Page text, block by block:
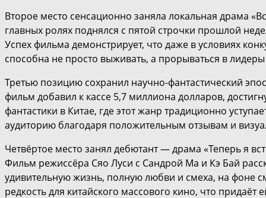
Второе место сенсационно заняла локальная драма
главных ролях поднялся с пятой строчки прошлой
Успех фильма демонстрирует, что даже в условиях
способна не просто выживать, а прорываться в
Третью позицию сохранил научно-фантастический
фильм добавил к кассе 5,7 миллиона долларов,
фантастики в Китае, где этот жанр традиционно
аудиторию благодаря положительным отзывам и
Четвёртое место занял дебютант — драма «Теперь я
Фильм режиссёра Сяо Луси с Сандрой Ма и Кэ Бай
удивительную жизнь, полную любви и смеха, на фоне
редкость для китайского массового кино, что придаёт